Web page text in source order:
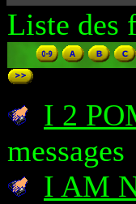
Liste des
I 2
messages
I AM